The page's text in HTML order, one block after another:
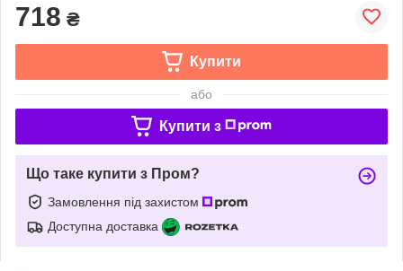
718 ₴
Купити
або
Купити з
Що таке купити з Пром?
Замовлення під захистом
Доступна доставка